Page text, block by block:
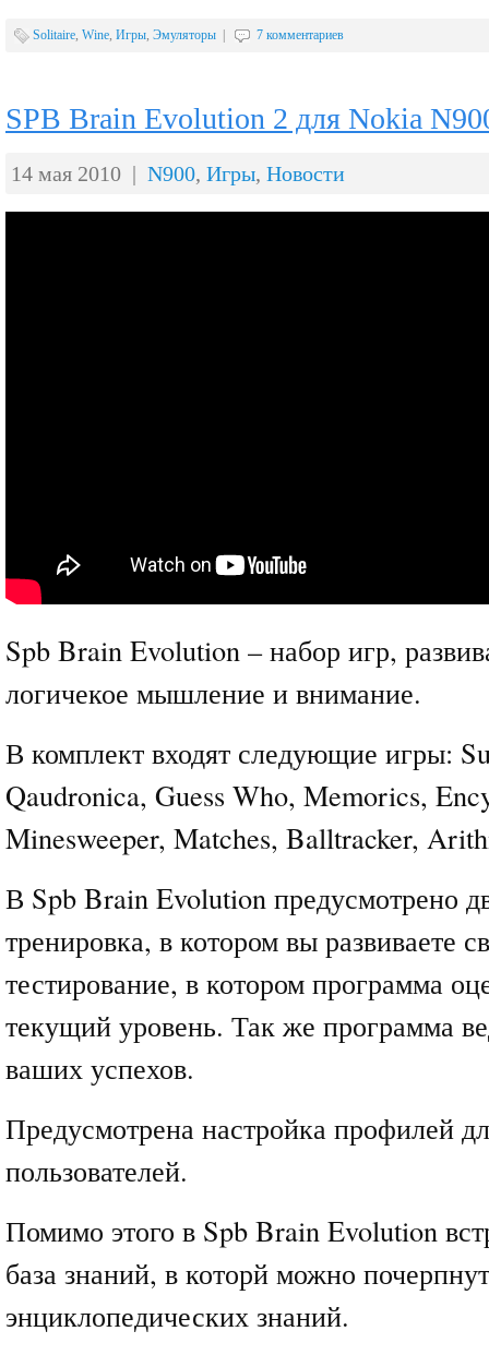
Solitaire, Wine, Игры, Эмуляторы 7 комментариев
SPB Brain Evolution 2 для Nokia
14 мая 2010 | N900, Игры, Новости
Spb Brain Evolution – набор игр,
логичекое мышление и внимание.
В комплект входят следующие игры:
Qaudronica, Guess Who, Memorics,
Minesweeper, Matches, Balltracker,
В Spb Brain Evolution предусмотрено
тренировка, в котором вы развиваете
тестирование, в котором программа
текущий уровень. Так же программа
ваших успехов.
Предусмотрена настройка профилей
пользователей.
Помимо этого в Spb Brain Evolution
база знаний, в которй можно
энциклопедических знаний.